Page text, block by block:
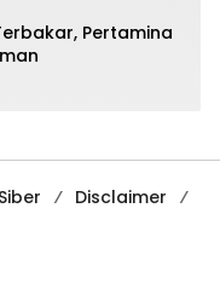
Pertamina
Disclaimer